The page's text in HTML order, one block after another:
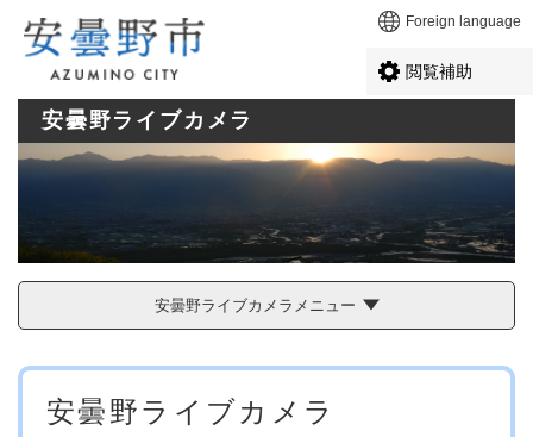
メニューを飛ばして本文へ Foreign language
閲覧補助
安曇野ライブカメラ
安曇野ライブカメラメニュー
本
安曇野ライブカメラ